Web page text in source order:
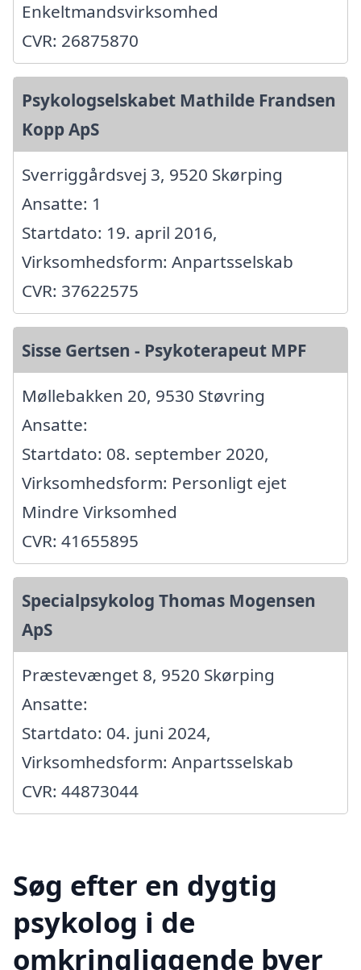
Enkeltmandsvirksomhed
CVR: 26875870
Psykologselskabet Mathilde Frandsen
Kopp ApS
Sverriggårdsvej 3, 9520 Skørping
Ansatte: 1
Startdato: 19. april 2016,
Virksomhedsform: Anpartsselskab
CVR: 37622575
Sisse Gertsen - Psykoterapeut MPF
Møllebakken 20, 9530 Støvring
Ansatte:
Startdato: 08. september 2020,
Virksomhedsform: Personligt ejet
Mindre Virksomhed
CVR: 41655895
Specialpsykolog Thomas Mogensen
ApS
Præstevænget 8, 9520 Skørping
Ansatte:
Startdato: 04. juni 2024,
Virksomhedsform: Anpartsselskab
CVR: 44873044
Søg efter en dygtig
psykolog i de
omkringliggende byer